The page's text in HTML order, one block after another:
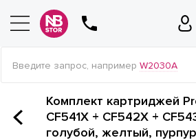
Введите запрос, например W2030A
Комплект картриджей
CF541X + CF542X +
голубой, желтый,